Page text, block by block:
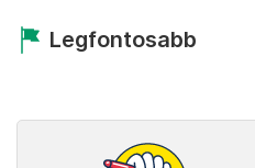
Legfontosabb